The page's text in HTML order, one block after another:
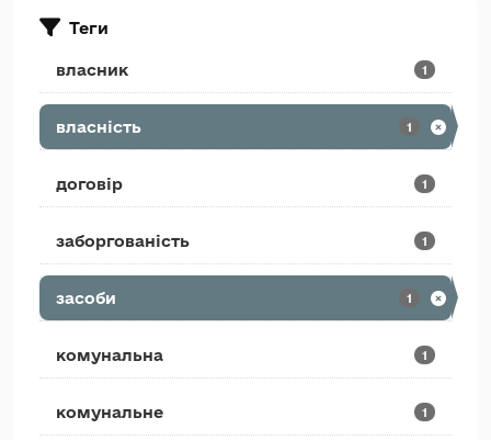
Теги
власник 1
власність 1
договір 1
заборгованість 1
засоби 1
комунальна 1
комунальне 1